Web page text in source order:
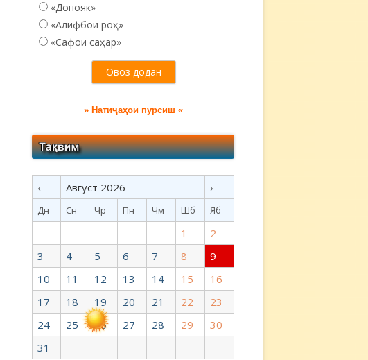
«Донояк»
«Алифбои роҳ»
«Сафои саҳар»
» Натиҷаҳои пурсиш «
‹ Август 2026 ›
Дн Сн Чр Пн Чм Шб Яб
1
2
3
4 5 6 7 8
9
10
11 12 13 14 15
16
17
18 19 20 21 22
23
24
25 26 27 28 29
30
31